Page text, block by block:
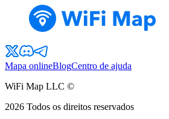
Mapa onlineBlogCentro de ajuda
WiFi Map LLC ©
2026 Todos os direitos reservados